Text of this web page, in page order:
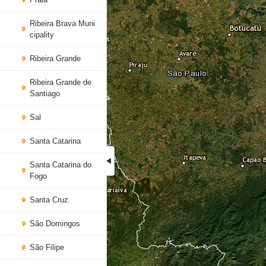
Ribeira Brava Muni
cipality
Ribeira Grande
Ribeira Grande de
Santiago
Sal
Santa Catarina
Santa Catarina do
Fogo
Santa Cruz
São Domingos
São Filipe